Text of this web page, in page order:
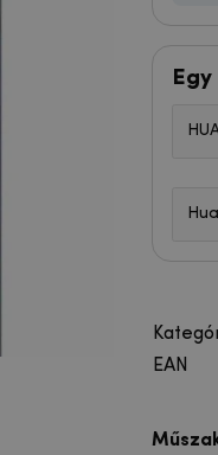
EAN